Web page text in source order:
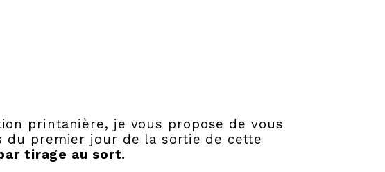
printanière, je vous propose de vous
du premier jour de la sortie de cette
tirage au sort.